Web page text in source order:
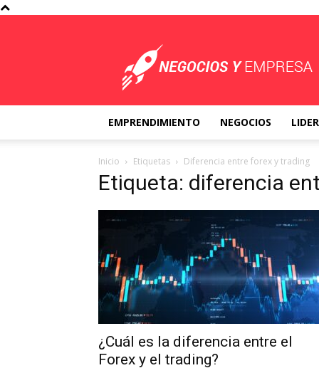
Empresa
EMPRENDIMIENTO NEGOCIOS
Inicio Etiquetas Diferencia entre forex y trading
Etiqueta: diferencia
¿Cuál es la diferencia entre el
Forex y el trading?